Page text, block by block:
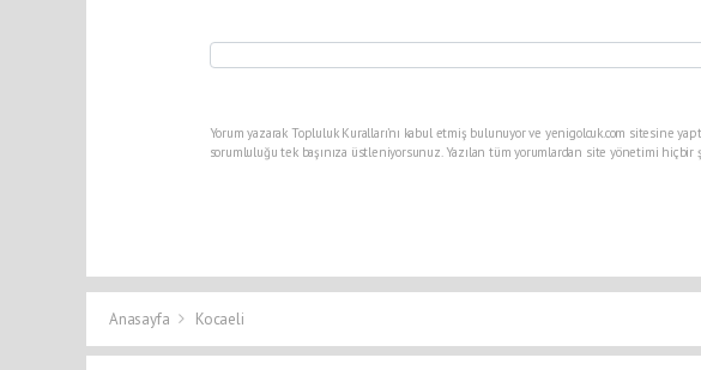
Yorum yazarak Topluluk Kuralları’nı kabul etmiş bulunuyor ve yenigolcuk.com sitesine
sorumluluğu tek başınıza üstleniyorsunuz. Yazılan tüm yorumlardan site yönetimi
Anasayfa Kocaeli